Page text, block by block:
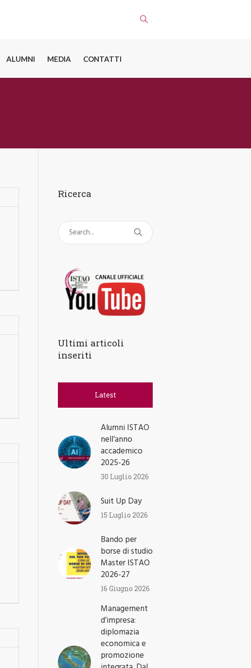
ALUMNI MEDIA CONTATTI
Ricerca
Ultimi articoli
inseriti
Latest
Alumni ISTAO
nell’anno
accademico
2025-26
30 Luglio 2026
Suit Up Day
15 Luglio 2026
Bando per
borse di studio
Master ISTAO
2026-27
16 Giugno 2026
Management
d’impresa:
diplomazia
economica e
promozione